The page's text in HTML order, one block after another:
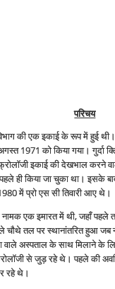
परिचय
की एक इकाई के रूप में हुई
1971 को किया गया।
इकाई की देखभाल
ही किया जा चुका था। इसके
में प्रो एस सी तिवारी आए थे।
एक इमारत में थी, जहाँ पहले
तल पर स्थानांतरित हुआ जब
वाले अस्पताल के साथ मिलाने के
से जुड़ रहे थे। पहले की
रहे थे।